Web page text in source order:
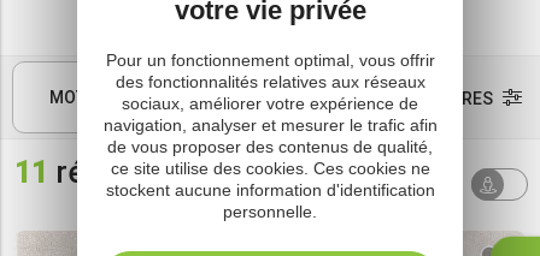
MOTS CLÉS FILTRES
11 résultats
Tri par
défaut
AUTOUR
DE MOI
votre vie privée
Pour un fonctionnement optimal, vous offrir
des fonctionnalités relatives aux réseaux
sociaux, améliorer votre expérience de
navigation, analyser et mesurer le trafic afin
de vous proposer des contenus de qualité,
ce site utilise des cookies. Ces cookies ne
stockent aucune information d'identification
personnelle.